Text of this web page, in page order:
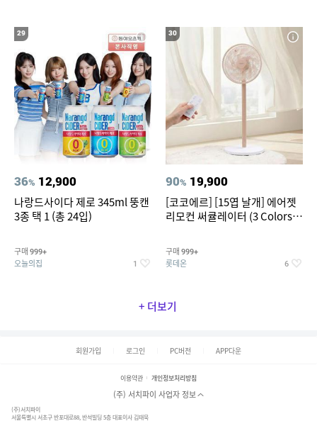
29
36% 12,900
나랑드사이다 제로 345ml 뚱캔
3종 택 1 (총 24입)
구매 999+
오늘의집 1
30
90% 19,900
[코코에르] [15엽 날개] 에어젯
리모컨 써큘레이터 (3 Colors
구매 999+
롯데온 6
+ 더보기
회원가입 로그인 PC버전 APP다운
이용약관 개인정보처리방침
(주) 서치파이 사업자 정보
(주)서치파이
서울특별시 서초구 반포대로88, 반석빌딩 5층 대표이사 김태묵